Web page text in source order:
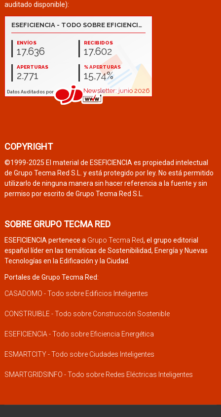
auditado disponible):
COPYRIGHT
©1999-2025 El material de ESEFICIENCIA es propiedad intelectual
de Grupo Tecma Red S.L. y está protegido por ley. No está permitido
utilizarlo de ninguna manera sin hacer referencia a la fuente y sin
permiso por escrito de Grupo Tecma Red S.L.
SOBRE GRUPO TECMA RED
ESEFICIENCIA pertenece a Grupo Tecma Red, el grupo editorial
español líder en las temáticas de Sostenibilidad, Energía y Nuevas
Tecnologías en la Edificación y la Ciudad.
Portales de Grupo Tecma Red:
CASADOMO - Todo sobre Edificios Inteligentes
CONSTRUIBLE - Todo sobre Construcción Sostenible
ESEFICIENCIA - Todo sobre Eficiencia Energética
ESMARTCITY - Todo sobre Ciudades Inteligentes
SMARTGRIDSINFO - Todo sobre Redes Eléctricas Inteligentes